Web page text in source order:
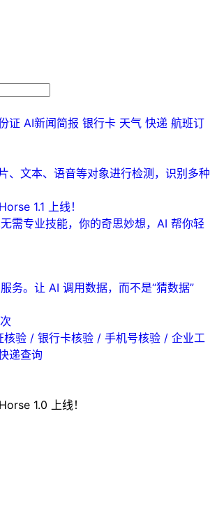
证 AI新闻简报 银行卡 天气 快递 航班订
、文本、语音等对象进行检测，识别多种
1.1 上线！
需专业技能，你的奇思妙想，AI 帮你轻
务。让 AI 调用数据，而不是“猜数据”
核验 / 银行卡核验 / 手机号核验 / 企业工
递查询
1.0 上线！